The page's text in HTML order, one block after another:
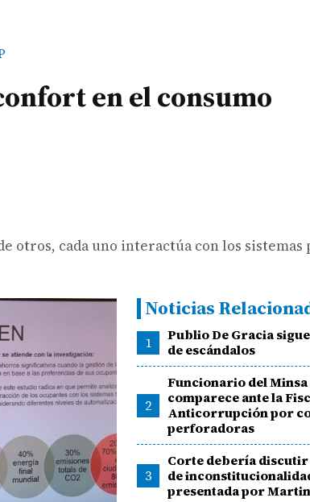
en el consumo
otros, cada uno interactúa con los sistemas
Noticias
1
Publio De Gracia
de escándalos
2
Funcionario del Minsa
comparece ante la
Anticorrupción por
perforadoras
3
Corte debería discutir
de
presentada por